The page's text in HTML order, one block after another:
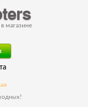
в магазине